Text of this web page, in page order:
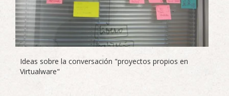
Ideas sobre la conversación "proyectos propios en
Virtualware"